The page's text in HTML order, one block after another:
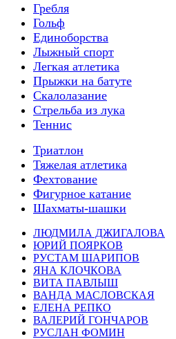
Гребля
Гольф
Единоборства
Лыжный спорт
Легкая атлетика
Прыжки на батуте
Скалолазание
Стрельба из лука
Теннис
Триатлон
Тяжелая атлетика
Фехтование
Фигурное катание
Шахматы-шашки
ЛЮДМИЛА ДЖИГАЛОВА
ЮРИЙ ПОЯРКОВ
РУСТАМ ШАРИПОВ
ЯНА КЛОЧКОВА
ВИТА ПАВЛЫШ
ВАНДА МАСЛОВСКАЯ
ЕЛЕНА РЕПКО
ВАЛЕРИЙ ГОНЧАРОВ
РУСЛАН ФОМИН